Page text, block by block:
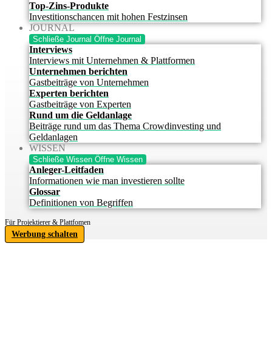
Top-Zins-Produkte
Investitionschancen mit hohen Festzinsen
JOURNAL
Schließe Journal Öffne Journal
Interviews
Interviews mit Unternehmen & Plattformen
Unternehmen berichten
Gastbeiträge von Unternehmen
Experten berichten
Gastbeiträge von Experten
Rund um die Geldanlage
Beiträge rund um das Thema Crowdinvesting und
Geldanlagen
WISSEN
Schließe Wissen Öffne Wissen
Anleger-Leitfaden
Informationen wie man investieren sollte
Glossar
Definitionen von Begriffen
Für Projektierer & Plattfomen
Werbung schalten